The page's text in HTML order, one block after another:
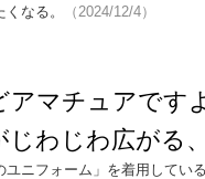
なる。 （2024/12/4）
アマチュアで
わじわ広がる
ユニフォーム」を着用して